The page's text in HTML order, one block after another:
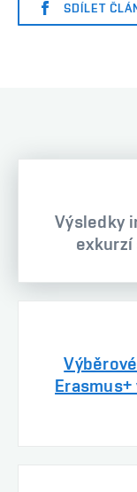
SDÍLET
Výsledky
Erasmus+